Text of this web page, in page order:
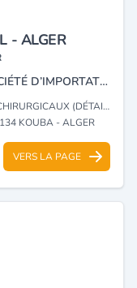
- ALGER
HM GENERAL MÉDICAL EST UNE SOCIÉTÉ D’IMPORTATION ET DE DISTRIBUTION ET MAINTENANCE DE MATÉRIEL MÉDICO-CHIRURGICAL DESTINÉ AUX HÔPITAUX, REVENDEURS, CLINIQUES PRIVÉES ET CABINETS MÉDICAUX.
(DÉTAIL)
KOUBA - ALGER
VERS LA PAGE